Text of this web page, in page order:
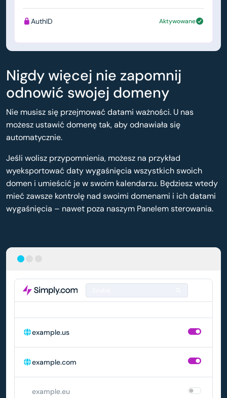
AuthID Aktywowane
example.us
example.com
example.eu
Nigdy więcej nie zapomnij
odnowić swojej domeny
Nie musisz się przejmować datami ważności. U nas
możesz ustawić domenę tak, aby odnawiała się
automatycznie.
Jeśli wolisz przypomnienia, możesz na przykład
wyeksportować daty wygaśnięcia wszystkich swoich
domen i umieścić je w swoim kalendarzu. Będziesz wtedy
mieć zawsze kontrolę nad swoimi domenami i ich datami
wygaśnięcia – nawet poza naszym Panelem sterowania.